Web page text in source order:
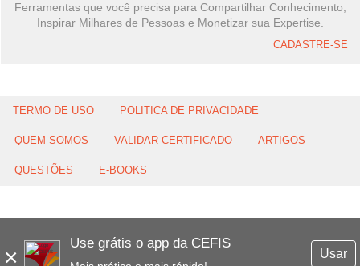
×
Use grátis o app da CEFIS
Usar
Ferramentas que você precisa para Compartilhar Conhecimento,
Inspirar Milhares de Pessoas e Monetizar sua Expertise.
CADASTRE-SE
TERMO DE USO POLITICA DE PRIVACIDADE
QUEM SOMOS VALIDAR CERTIFICADO ARTIGOS
QUESTÕES E-BOOKS